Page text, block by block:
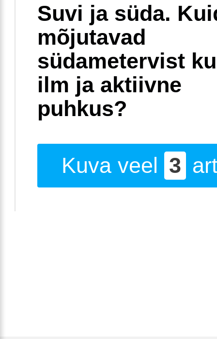
Suvi ja süda.
mõjutavad
südametervist
ilm ja aktiivne
puhkus?
Kuva veel 3